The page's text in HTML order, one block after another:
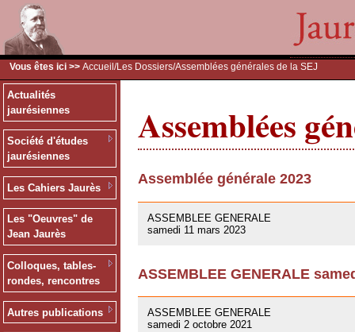
Vous êtes ici >> Accueil /Les Dossiers/Assemblées générales de la SEJ
Actualités
jaurésiennes
Société d'études
jaurésiennes
Les Cahiers Jaurès
Les "Oeuvres" de
Jean Jaurès
Colloques, tables-
rondes, rencontres
Autres publications
Assemblées
Assemblée générale 2023
ASSEMBLEE GENERALE
samedi 11 mars 2023
ASSEMBLEE GENERALE
ASSEMBLEE GENERALE
samedi 2 octobre 2021